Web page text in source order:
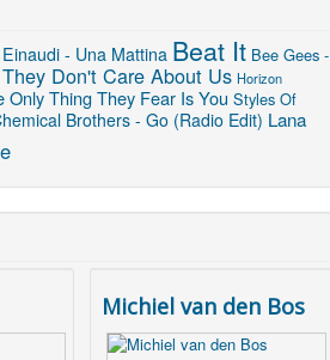
- Una Mattina Beat It Bee Gees -
They Don't Care About Us Horizon
Only Thing They Fear Is You Styles Of
Brothers - Go (Radio Edit) Lana
Michiel van den Bos